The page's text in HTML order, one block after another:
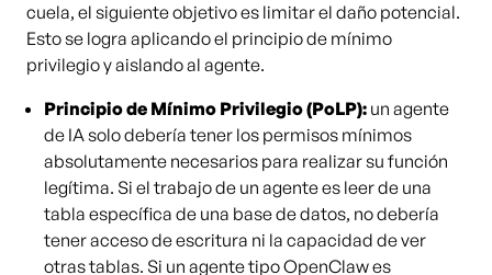
cuela, el siguiente objetivo es limitar el daño potencial.
Esto se logra aplicando el principio de mínimo
privilegio y aislando al agente.
Principio de Mínimo Privilegio (PoLP): un agente
de IA solo debería tener los permisos mínimos
absolutamente necesarios para realizar su función
legítima. Si el trabajo de un agente es leer de una
tabla específica de una base de datos, no debería
tener acceso de escritura ni la capacidad de ver
otras tablas. Si un agente tipo OpenClaw es